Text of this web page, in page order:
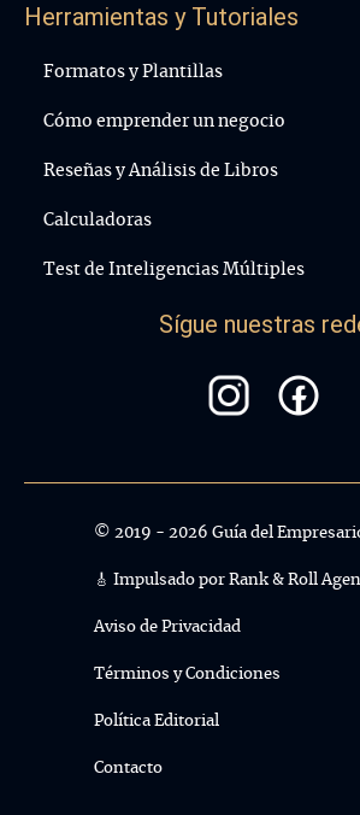
Herramientas y Tutoriales
Formatos y Plantillas
Cómo emprender un negocio
Reseñas y Análisis de Libros
Calculadoras
Test de Inteligencias Múltiples
Sígue nuestras
© 2019 - 2026 Guía del
🎸 Impulsado por Rank & Roll
Aviso de Privacidad
Términos y Condiciones
Política Editorial
Contacto